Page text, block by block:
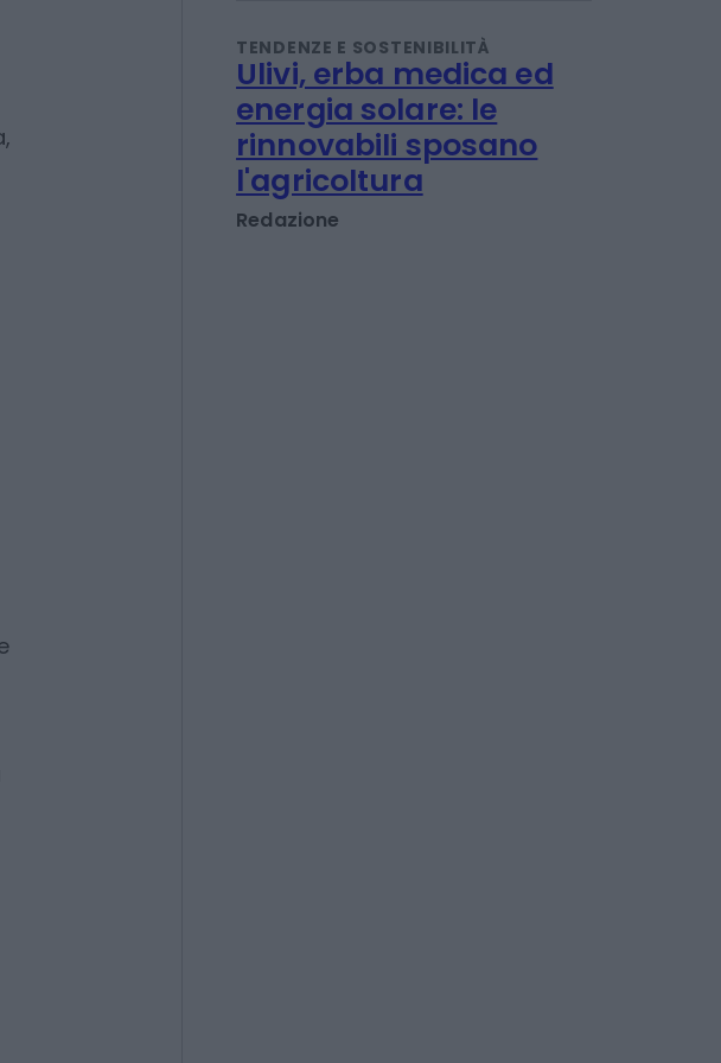
Redazione
TENDENZE E SOSTENIBILITÀ
Ulivi, erba medica ed
energia solare: le